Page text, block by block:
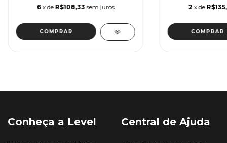
6 x de R$108,33 sem juros
2 x de
Conheça a Level Central de Ajuda